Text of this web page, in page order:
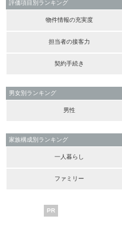
評価項目別ランキング
物件情報の充実度
担当者の接客力
契約手続き
男女別ランキング
男性
家族構成別ランキング
一人暮らし
ファミリー
PR